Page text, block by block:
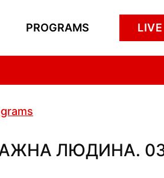
PROGRAMS LIVE
ЛЮДИНА.